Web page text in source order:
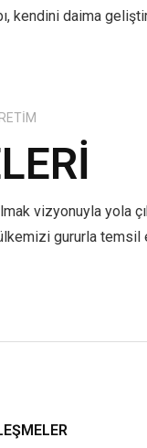
kendini daima
vizyonuyla yola
ülkemizi gururla